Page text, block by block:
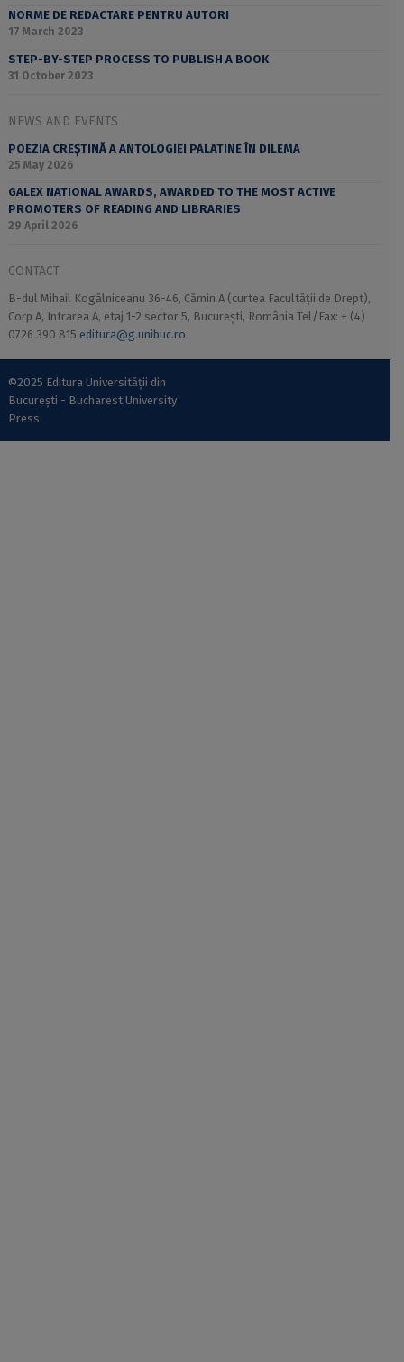
NORME DE REDACTARE PENTRU AUTORI
17 March 2023
STEP-BY-STEP PROCESS TO PUBLISH A BOOK
31 October 2023
NEWS AND EVENTS
POEZIA CREȘTINĂ A ANTOLOGIEI PALATINE ÎN DILEMA
25 May 2026
GALEX NATIONAL AWARDS, AWARDED TO THE MOST ACTIVE
PROMOTERS OF READING AND LIBRARIES
29 April 2026
CONTACT
B-dul Mihail Kogălniceanu 36-46, Cămin A (curtea Facultății de Drept),
Corp A, Intrarea A, etaj 1-2 sector 5, București, România Tel/Fax: + (4)
0726 390 815 editura@g.unibuc.ro
©2025 Editura Universității din
București - Bucharest University
Press